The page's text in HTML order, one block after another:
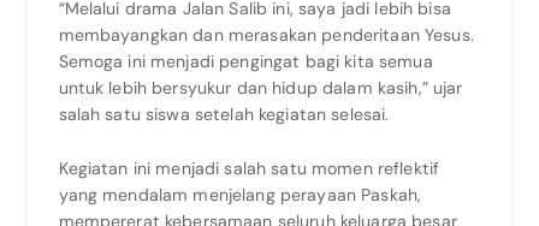
“Melalui drama Jalan Salib ini, saya jadi lebih bisa
membayangkan dan merasakan penderitaan Yesus.
Semoga ini menjadi pengingat bagi kita semua
untuk lebih bersyukur dan hidup dalam kasih,” ujar
salah satu siswa setelah kegiatan selesai.
Kegiatan ini menjadi salah satu momen reflektif
yang mendalam menjelang perayaan Paskah,
mempererat kebersamaan seluruh keluarga besar